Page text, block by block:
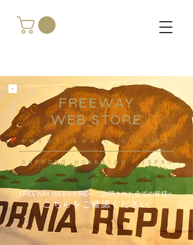
FREEWAY
WEB STORE
​ＡＭＥＲＩＣＡＮＡ ＣＬＯＴＨＩＮＧ
ＳＡＰＰＯＲＯ ＨＯＫＫＡＩＤＯ ，ＪＡＰＡＮ
FREEWAY WEB STOREへご訪問された全ての皆様へ
こちらをご確認ください